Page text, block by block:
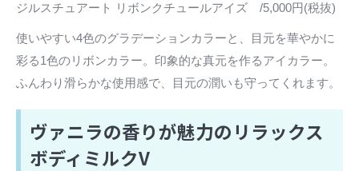
ジルスチュアート リボンクチュールアイズ /5,000円(税抜)
使いやすい4色のグラデーションカラーと、目元を華やかに
彩る1色のリボンカラー。印象的な真元を作るアイカラー。
ふんわり滑らかな使用感で、目元の潤いも守ってくれます。
ヴァニラの香りが魅力のリラックス
ボディミルクV